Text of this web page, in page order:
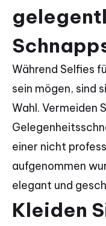
Während Selfies
sein mögen, sind
Wahl. Vermeiden
einer nicht
aufgenommen
elegant und
Kleiden